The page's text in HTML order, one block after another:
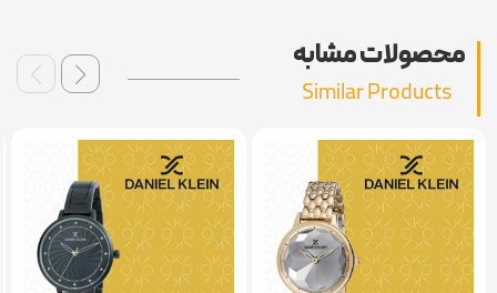
محصولات مشابه
Similar Products